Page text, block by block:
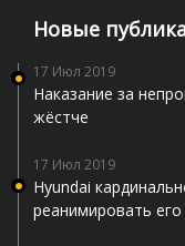
Новые
17 Июл 2019
Наказание за
жёстче
17 Июл 2019
Hyundai
реанимировать